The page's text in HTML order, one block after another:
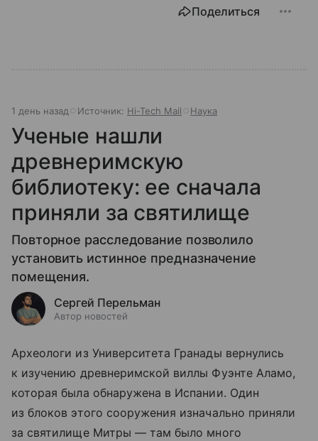
Поделиться
1 день назад Источник: Hi-Tech Mail Наука
Ученые нашли
древнеримскую
библиотеку: ее сначала
приняли за святилище
Повторное расследование позволило
установить истинное предназначение
помещения.
Сергей Перельман
Автор новостей
Археологи из Университета Гранады вернулись
к изучению древнеримской виллы Фуэнте Аламо,
которая была обнаружена в Испании. Один
из блоков этого сооружения изначально приняли
за святилище Митры — там было много